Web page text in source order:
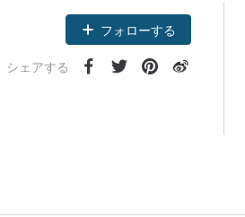
フォローする
シェアする